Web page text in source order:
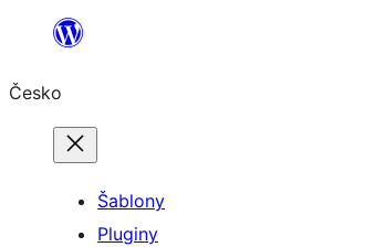
Přeskočit
obsah
Česko
Šablony
Pluginy